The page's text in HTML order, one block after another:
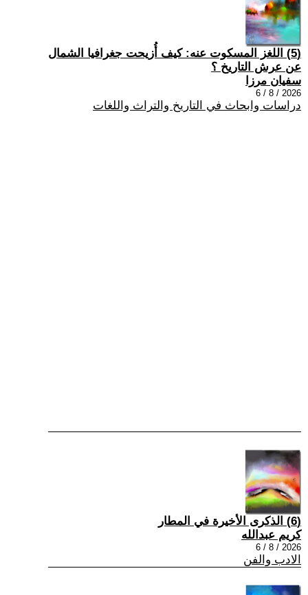
(5) اللغز المسكوت عنه: كيف أُزيحت جغرافيا الشمال
عن عرش التاريخ ؟
سفيان مرزا
2026 / 8 / 6
دراسات وابحاث في التاريخ والتراث واللغات
(6) الذكرى الأخيرة في المطار
كريم عبدالله
2026 / 8 / 6
الادب والفن